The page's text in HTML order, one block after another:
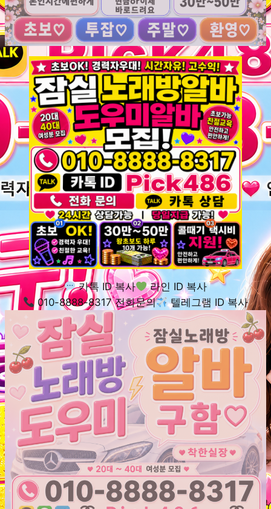
카톡 ID 복사
라인 ID 복사
010-8888-8317 전화문의
텔레그램 ID 복사